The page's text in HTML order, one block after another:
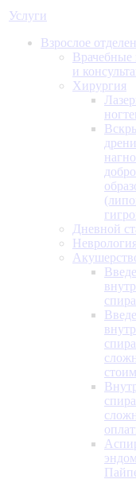
Услуги
Взрослое
и
Хирургия
Дневной
Неврология